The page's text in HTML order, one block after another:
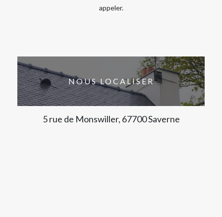
appeler.
NOUS LOCALISER
5 rue de Monswiller, 67700 Saverne